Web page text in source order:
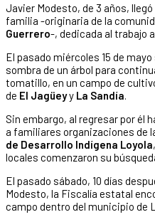
Javier Modesto, de 3 años,
familia -originaria de la
Guerrero-, dedicada al trabajo
El pasado miércoles 15 de
sombra de un árbol para
tomatillo, en un campo de
de El Jagüeyy La Sandía.
Sin embargo, al regresar por él
a familiares organizaciones de
de Desarrollo Indígena Loyola
locales comenzaron su
El pasado sábado, 10 días
Modesto, la Fiscalía estatal
campo dentro del municipio de